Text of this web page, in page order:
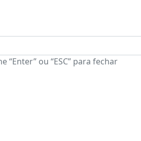
“Enter” ou “ESC” para fechar